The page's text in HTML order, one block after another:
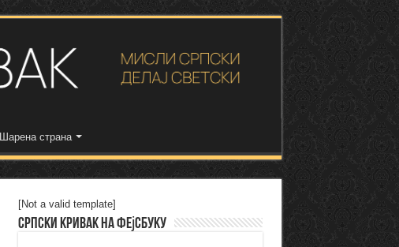
Шарена страна
[Not a valid template]
Српски Кривак на Фејсбуку